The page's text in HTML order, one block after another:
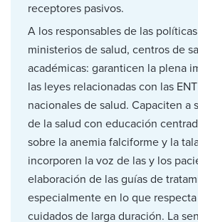
receptores pasivos.
A los responsables de las
ministerios de salud, centros de
académicas: garanticen la plena
las leyes relacionadas con las
nacionales de salud. Capaciten a
de la salud con educación
sobre la anemia falciforme y la
incorporen la voz de las y los
elaboración de las guías de
especialmente en lo que
cuidados de larga duración. La